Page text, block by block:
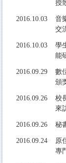
授
2016.10.03
音
交
2016.10.03
學
能
2016.09.29
數
頒
2016.09.26
校
來
2016.09.26 秘
2016.09.24 原
專